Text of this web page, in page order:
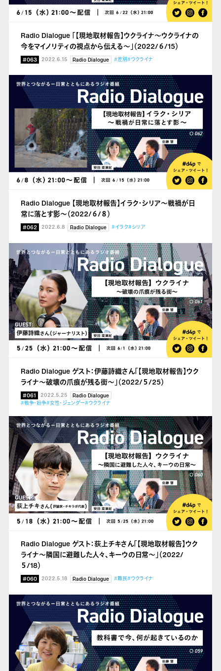
Radio Dialogue 「【現地取材報告】ウクライナ〜ウクライナの
今をマイノリティの視点から伝える～」（2022/６/15）
#063 2022.6.15 Radio Dialogue #差別#ウクライナ
Radio Dialogue 【現地取材報告】イラク・シリア～戦禍が日
常に落とす影～（2022/６/８）
#062 2022.6.8 Radio Dialogue #イラク#シリア
Radio Dialogue ゲスト：伊藤詩織さん「【現地取材報告】ウク
ライナ～破壊の爪痕が残る街～」（2022/５/25）
#061 2022.5.25
Radio Dialogue
#戦争・紛争#女性・ジェンダー#ウクライナ
Radio Dialogue ゲスト：荻上チキさん「【現地取材報告】ウク
ライナ～隣国に避難した人々、キーウの日常～」（2022/
５/18）
#060 2022.5.18 Radio Dialogue #難民#ウクライナ